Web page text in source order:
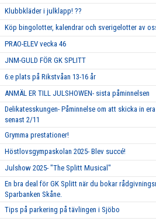
Klubbkläder i julklapp! ??
Köp bingolotter, kalendrar och sverigelotter av
PRAO-ELEV vecka 46
JNM-GULD FÖR GK SPLITT
6:e plats på Rikstvåan 13-16 år
ANMÄL ER TILL JULSHOWEN- sista påminnelsen
Delikatesskungen- Påminnelse om att skicka in
senast 2/11
Grymma prestationer!
Höstlovsgympaskolan 2025- Blev succé!
Julshow 2025- "The Splitt Musical"
En bra deal för GK Splitt när du bokar
Sparbanken Skåne.
Tips på parkering på tävlingen i Sjöbo